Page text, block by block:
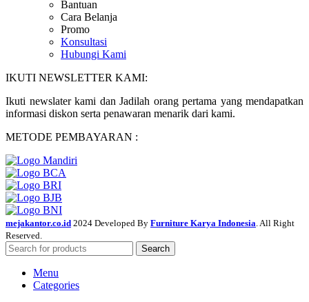
Bantuan
Cara Belanja
Promo
Konsultasi
Hubungi Kami
IKUTI NEWSLETTER KAMI:
Ikuti newslater kami dan Jadilah orang pertama yang mendapatkan
informasi diskon serta penawaran menarik dari kami.
METODE PEMBAYARAN :
mejakantor.co.id 2024 Developed By Furniture Karya Indonesia. All Right
Reserved.
Search
Menu
Categories